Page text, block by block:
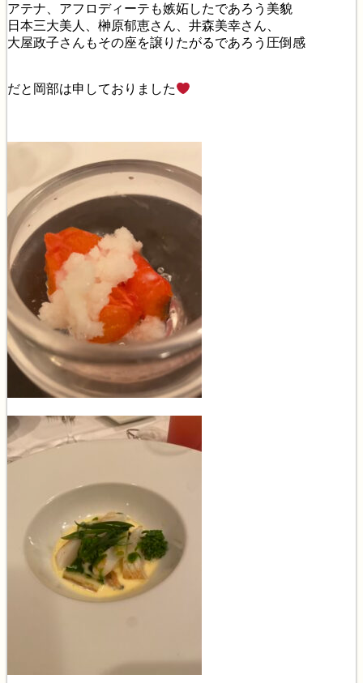
アテナ、アフロディーテも嫉妬したであろう美貌
日本三大美人、榊原郁恵さん、井森美幸さん、
大屋政子さんもその座を譲りたがるであろう圧倒感
だと岡部は申しておりました